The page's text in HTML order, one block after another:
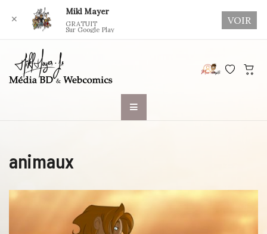
animaux
✕
Mikl Mayer
GRATUIT
Sur Google Play
VOIR